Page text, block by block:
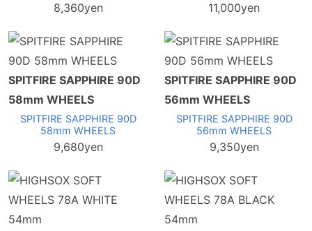
8,360yen 11,000yen
SPITFIRE SAPPHIRE 90D
58mm WHEELS
SPITFIRE SAPPHIRE 90D
58mm WHEELS
9,680yen
SPITFIRE SAPPHIRE 90D
56mm WHEELS
SPITFIRE SAPPHIRE 90D
56mm WHEELS
9,350yen